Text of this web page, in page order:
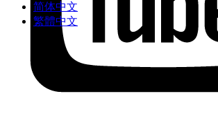
简体中文
繁體中文